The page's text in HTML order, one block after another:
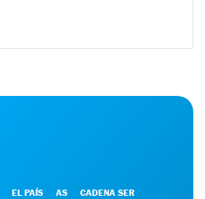
EL PAÍS AS CADENA SER